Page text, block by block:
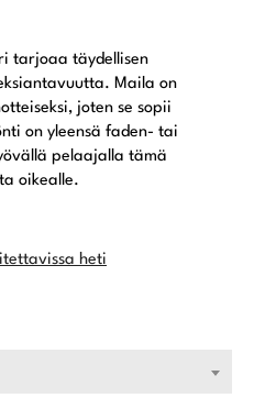
tarjoaa täydellisen
Maila on
joten se sopii
on yleensä faden- tai
pelaajalla tämä
oikealle.
heti